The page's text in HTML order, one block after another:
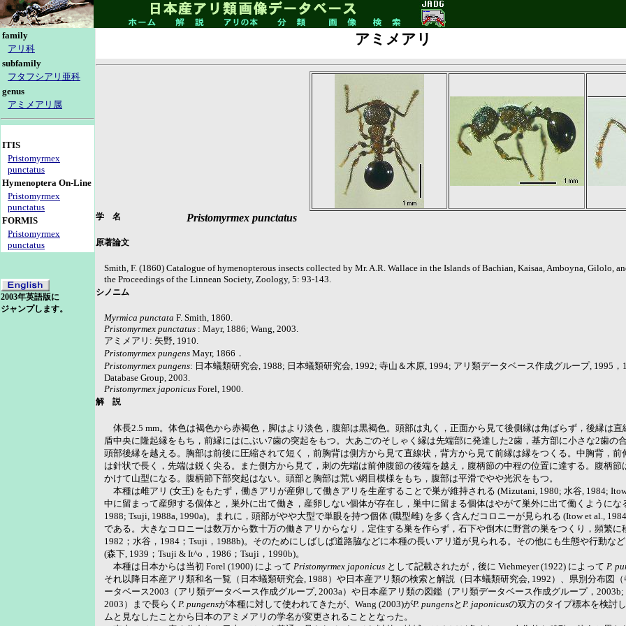
family
アリ科
subfamily
フタフシアリ亜科
genus
アミメアリ属
ITIS
Pristomyrmex
punctatus
Hymenoptera On-Line
Pristomyrmex
punctatus
FORMIS
Pristomyrmex
punctatus
2003年英語版に
ジャンプします。
アミメアリ
学 名 Pristomyrmex punctatus
原著論文
Smith, F. (1860) Catalogue of hymenopterous insects collected by Mr. A.R. Wallace in the Islands of Bachian, Kaisaa, Amboyna, Gilolo,
the Proceedings of the Linnean Society, Zoology, 5: 93-143.
シノニム
Myrmica punctata F. Smith, 1860.
Pristomyrmex punctatus : Mayr, 1886; Wang, 2003.
アミメアリ: 矢野, 1910.
Pristomyrmex pungens Mayr, 1866．
Pristomyrmex pungens: 日本蟻類研究会, 1988; 日本蟻類研究会, 1992; 寺山＆木原, 1994; アリ類データベース作成グループ, 1995，
Database Group, 2003.
Pristomyrmex japonicus Forel, 1900.
解 説
体長2.5 mm。体色は褐色から赤褐色，脚はより淡色，腹部は黒褐色。頭部は丸く，正面から見て後側縁は角ばらず，後縁は
盾中央に隆起縁をもち，前縁にはにぶい7歯の突起をもつ。大あごのそしゃく縁は先端部に発達した2歯，基方部に小さな2歯の
頭部後縁を越える。胸部は前後に圧縮されて短く，前胸背は側方から見て直線状，背方から見て前縁は縁をつくる。中胸背，
は針状で長く，先端は鋭く尖る。また側方から見て，刺の先端は前伸腹節の後端を越え，腹柄節の中程の位置に達する。腹柄
かけて山型になる。腹柄節下部突起はない。頭部と胸部は荒い網目模様をもち，腹部は平滑でやや光沢をもつ。
本種は雌アリ (女王) をもたず，働きアリが産卵して働きアリを生産することで巣が維持される (Mizutani, 1980; 水谷, 1984;
中に留まって産卵する個体と，巣外に出て働き，産卵しない個体が存在し，巣中に留まる個体はやがて巣外に出て働くようにな
1988; Tsuji, 1988a, 1990a)。まれに，頭部がやや大型で単眼を持つ個体 (職型雌) を多く含んだコロニーが見られる (Itow et al.,
である。大きなコロニーは数万から数十万の働きアリからなり，定住する巣を作らず，石下や倒木に野営の巣をつくり，頻繁
1982；水谷，1984；Tsuji，1988b)。そのためにしばしば道路脇などに本種の長いアリ道が見られる。その他にも生態や行動な
(森下, 1939；Tsuji & It^o，1986；Tsuji，1990b)。
本種は日本からは当初 Forel (1900) によって Pristomyrmex japonicus として記載されたが，後に Viehmeyer (1922) によって P.
それ以降日本産アリ類和名一覧（日本蟻類研究会, 1988）や日本産アリ類の検索と解説（日本蟻類研究会, 1992）、県別分布図
ータベース2003（アリ類データベース作成グループ, 2003a）や日本産アリ類の図鑑（アリ類データベース作成グループ，2003b;
2003）まで長らく P. pungensが本種に対して使われてきたが、Wang (2003)がP. pungensと P. japonicusの双方のタイプ標本を検討
ムと見なしたことから日本のアミメアリの学名が変更されることとなった。